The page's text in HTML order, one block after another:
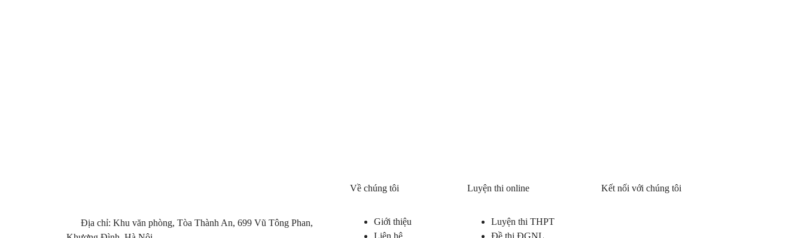
Địa chỉ: Khu văn phòng, Tòa Thành An, 699 Vũ Tông Phan,
Về chúng tôi
Giới thiệu
Liên hệ
Luyện thi online
Luyện thi THPT
Đề thi ĐGNL
Kết nối với chúng tôi